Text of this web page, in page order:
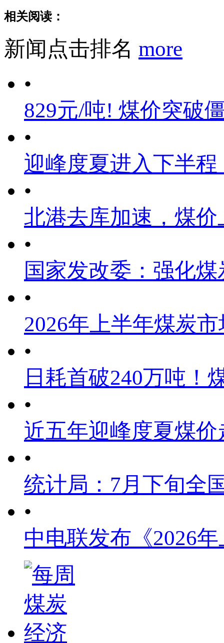
相关阅读：
新闻点击排名 more
•
829元/吨! 煤价突破
•
迎峰度夏进入下半
•
北港去库加速，煤
•
国家发改委：强化
•
2026年上半年煤炭
•
日耗首破240万吨！
•
近五年迎峰度夏煤价
•
统计局：7月下旬全
•
中电联发布《2026